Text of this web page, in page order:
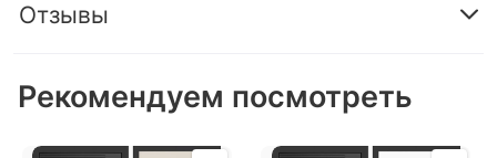
Отзывы
Рекомендуем посмотреть